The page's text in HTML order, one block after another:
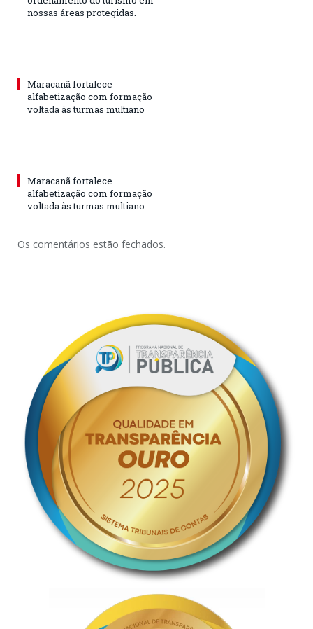
nossas áreas protegidas.
Maracanã fortalece
alfabetização com formação
voltada às turmas multiano
Maracanã fortalece
alfabetização com formação
voltada às turmas multiano
Os comentários estão fechados.